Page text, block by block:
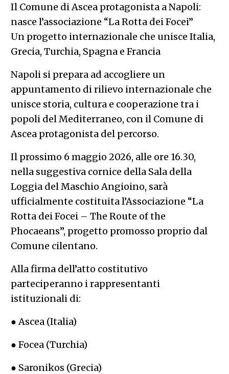
Il Comune di Ascea protagonista a Napoli:
nasce l’associazione “La Rotta dei Focei”
Un progetto internazionale che unisce Italia,
Grecia, Turchia, Spagna e Francia
Napoli si prepara ad accogliere un
appuntamento di rilievo internazionale che
unisce storia, cultura e cooperazione tra i
popoli del Mediterraneo, con il Comune di
Ascea protagonista del percorso.
Il prossimo 6 maggio 2026, alle ore 16.30,
nella suggestiva cornice della Sala della
Loggia del Maschio Angioino, sarà
ufficialmente costituita l’Associazione “La
Rotta dei Focei – The Route of the
Phocaeans”, progetto promosso proprio dal
Comune cilentano.
Alla firma dell’atto costitutivo
parteciperanno i rappresentanti
istituzionali di:
● Ascea (Italia)
● Focea (Turchia)
● Saronikos (Grecia)